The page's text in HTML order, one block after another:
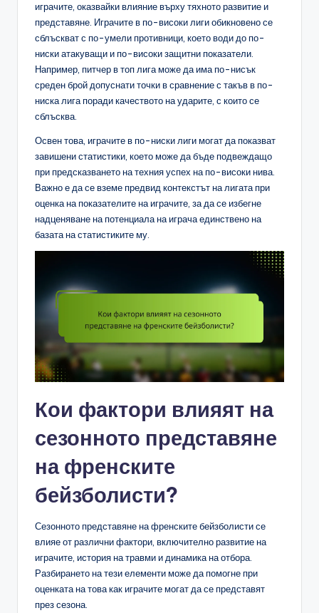
играчите, оказвайки влияние върху тяхното развитие и
представяне. Играчите в по-високи лиги обикновено се
сблъскват с по-умели противници, което води до по-
ниски атакуващи и по-високи защитни показатели.
Например, питчер в топ лига може да има по-нисък
среден брой допуснати точки в сравнение с такъв в по-
ниска лига поради качеството на ударите, с които се
сблъсква.
Освен това, играчите в по-ниски лиги могат да показват
завишени статистики, което може да бъде подвеждащо
при предсказването на техния успех на по-високи нива.
Важно е да се вземе предвид контекстът на лигата при
оценка на показателите на играчите, за да се избегне
надценяване на потенциала на играча единствено на
базата на статистиките му.
Кои фактори влияят на
сезонното представяне
на френските
бейзболисти?
Сезонното представяне на френските бейзболисти се
влияе от различни фактори, включително развитие на
играчите, история на травми и динамика на отбора.
Разбирането на тези елементи може да помогне при
оценката на това как играчите могат да се представят
през сезона.